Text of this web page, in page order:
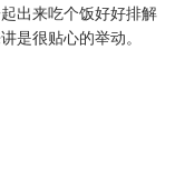
出来吃个饭好好排解
是很贴心的举动。